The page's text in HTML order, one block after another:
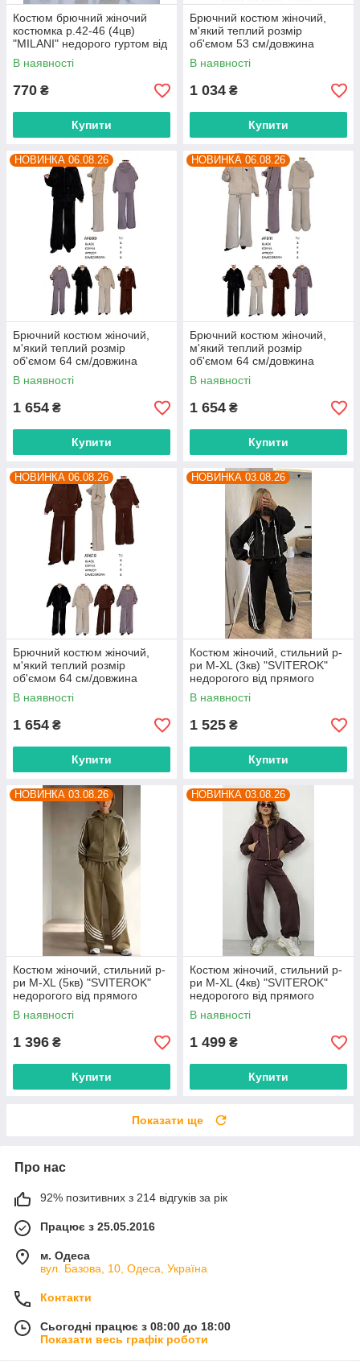
Костюм брючний жіночий
костюмка р.42-46 (4цв)
"MILANI" недорого гуртом від
прямого постачальника
В наявності
770 ₴
Купити
Брючний костюм жіночий,
м'який теплий розмір
об'ємом 53 см/довжина
штанів 105 см (4цв) "BETSY"
недорого від прямого
постачальника
В наявності
1 034 ₴
Купити
НОВИНКА 06.08.26
Брючний костюм жіночий,
м'який теплий розмір
об'ємом 64 см/довжина
штанів 105 см (4 кв) "BETSY"
недорого від прямого
постачальника
В наявності
1 654 ₴
Купити
НОВИНКА 06.08.26
Брючний костюм жіночий,
м'який теплий розмір
об'ємом 64 см/довжина
штанів 105 см (4 кв) "BETSY"
недорого від прямого
постачальника
В наявності
1 654 ₴
Купити
НОВИНКА 06.08.26
Брючний костюм жіночий,
м'який теплий розмір
об'ємом 64 см/довжина
штанів 105 см (4 кв) "BETSY"
недорого від прямого
постачальника
В наявності
1 654 ₴
Купити
НОВИНКА 03.08.26
Костюм жіночий, стильний р-
ри M-XL (3кв) "SVITEROK"
недорогого від прямого
постачальника
В наявності
1 525 ₴
Купити
НОВИНКА 03.08.26
Костюм жіночий, стильний р-
ри M-XL (5кв) "SVITEROK"
недорогого від прямого
постачальника
В наявності
1 396 ₴
Купити
НОВИНКА 03.08.26
Костюм жіночий, стильний р-
ри M-XL (4кв) "SVITEROK"
недорогого від прямого
постачальника
В наявності
1 499 ₴
Купити
Показати ще
Про нас
92% позитивних з 214 відгуків за рік
Працює з 25.05.2016
м. Одеса
вул. Базова, 10, Одеса, Україна
Контакти
Сьогодні працює з 08:00 до 18:00
Показати весь графік роботи